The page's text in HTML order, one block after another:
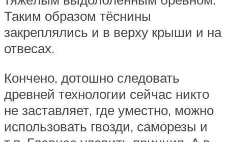
Таким образом тёснины
закреплялись и в верху крыши и на
отвесах.
Кончено, дотошно следовать
древней технологии сейчас никто
не заставляет, где уместно, можно
использовать гвозди, саморезы и